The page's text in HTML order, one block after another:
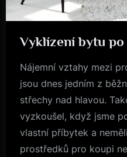
Vyklízení bytu
Nájemní vztahy mezi
jsou dnes jedním z
střechy nad hlavou.
vyzkoušel, když jsme
vlastní příbytek a
prostředků pro koupi